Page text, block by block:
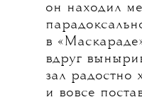
он находил
в
вдруг
зал радостно
и вовсе